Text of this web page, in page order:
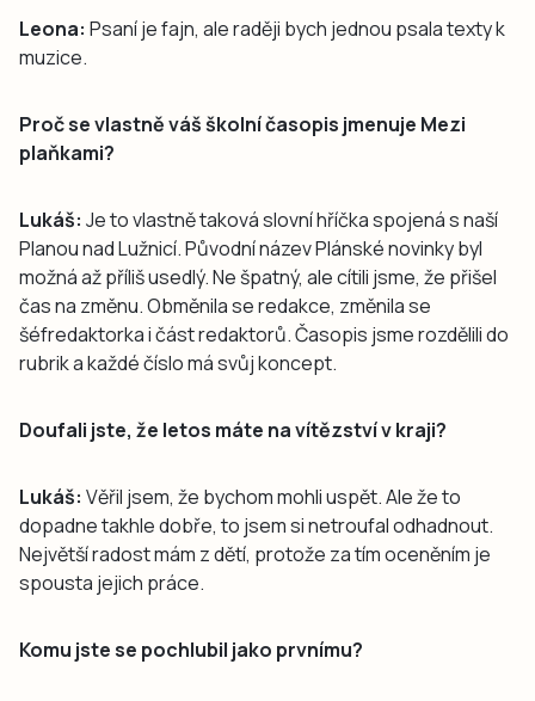
Leona: Psaní je fajn, ale raději bych jednou psala texty k
muzice.
Proč se vlastně váš školní časopis jmenuje Mezi
plaňkami?
Lukáš: Je to vlastně taková slovní hříčka spojená s naší
Planou nad Lužnicí. Původní název Plánské novinky byl
možná až příliš usedlý. Ne špatný, ale cítili jsme, že přišel
čas na změnu. Obměnila se redakce, změnila se
šéfredaktorka i část redaktorů. Časopis jsme rozdělili do
rubrik a každé číslo má svůj koncept.
Doufali jste, že letos máte na vítězství v kraji?
Lukáš: Věřil jsem, že bychom mohli uspět. Ale že to
dopadne takhle dobře, to jsem si netroufal odhadnout.
Největší radost mám z dětí, protože za tím oceněním je
spousta jejich práce.
Komu jste se pochlubil jako prvnímu?